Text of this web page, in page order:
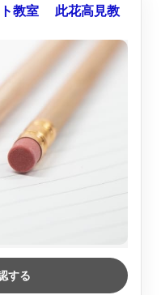
ト教室 此花高見教
する